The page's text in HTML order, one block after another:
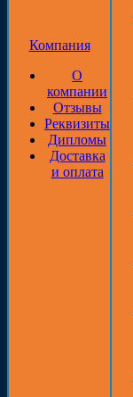
Компания
О
компании
Отзывы
Реквизиты
Дипломы
Доставка
и оплата